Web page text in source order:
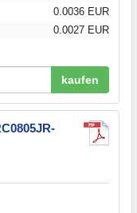
0.0036 EUR
0.0027 EUR
kaufen